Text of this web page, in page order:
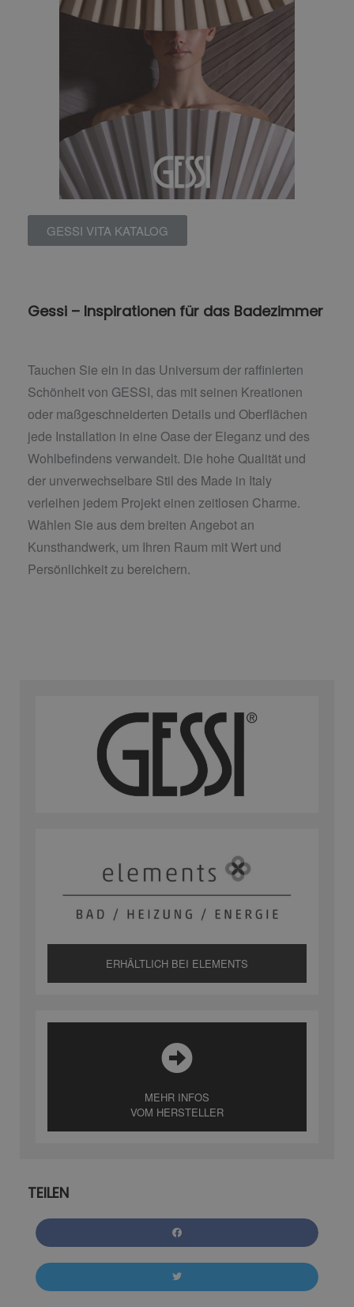
GESSI VITA KATALOG
Gessi – Inspirationen für das Badezimmer
Tauchen Sie ein in das Universum der raffinierten
Schönheit von GESSI, das mit seinen Kreationen
oder maßgeschneiderten Details und Oberflächen
jede Installation in eine Oase der Eleganz und des
Wohlbefindens verwandelt. Die hohe Qualität und
der unverwechselbare Stil des Made in Italy
verleihen jedem Projekt einen zeitlosen Charme.
Wählen Sie aus dem breiten Angebot an
Kunsthandwerk, um Ihren Raum mit Wert und
Persönlichkeit zu bereichern.
ERHÄLTLICH BEI ELEMENTS
MEHR INFOS
VOM HERSTELLER
TEILEN